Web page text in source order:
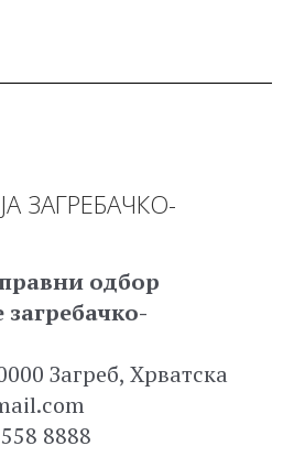
ЗАГРЕБАЧКО-
одбор
Загреб, Хрватска
8888